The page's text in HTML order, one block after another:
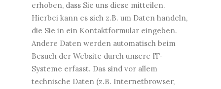
erhoben, dass Sie uns diese mitteilen.
Hierbei kann es sich z.B. um Daten handeln,
die Sie in ein Kontaktformular eingeben.
Andere Daten werden automatisch beim
Besuch der Website durch unsere IT-
Systeme erfasst. Das sind vor allem
technische Daten (z.B. Internetbrowser,